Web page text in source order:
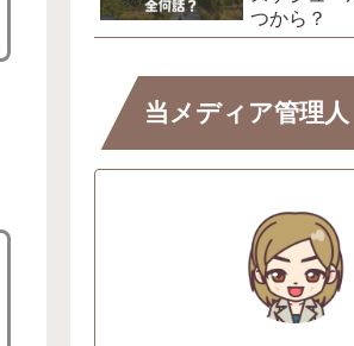
つから？
当メディア管理人